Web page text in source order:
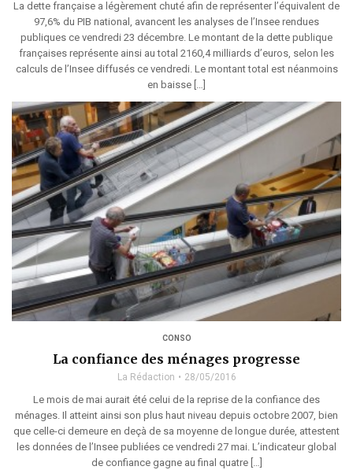
La dette française a légèrement chuté afin de représenter l’équivalent de
97,6% du PIB national, avancent les analyses de l’Insee rendues
publiques ce vendredi 23 décembre. Le montant de la dette publique
françaises représente ainsi au total 2160,4 milliards d’euros, selon les
calculs de l’Insee diffusés ce vendredi. Le montant total est néanmoins
en baisse […]
CONSO
La confiance des ménages progresse
La Rédaction 28/05/2016
Le mois de mai aurait été celui de la reprise de la confiance des
ménages. Il atteint ainsi son plus haut niveau depuis octobre 2007, bien
que celle-ci demeure en deçà de sa moyenne de longue durée, attestent
les données de l’Insee publiées ce vendredi 27 mai. L’indicateur global
de confiance gagne au final quatre […]